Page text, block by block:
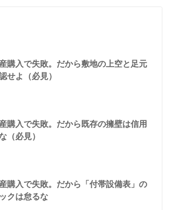
購入で失敗。だから敷地の上空と足元
せよ（必見）
購入で失敗。だから既存の擁壁は信用
（必見）
購入で失敗。だから「付帯設備表」の
クは怠るな